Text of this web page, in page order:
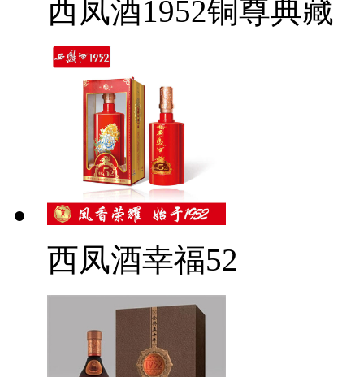
西凤酒1952铜尊典藏
西凤酒幸福52